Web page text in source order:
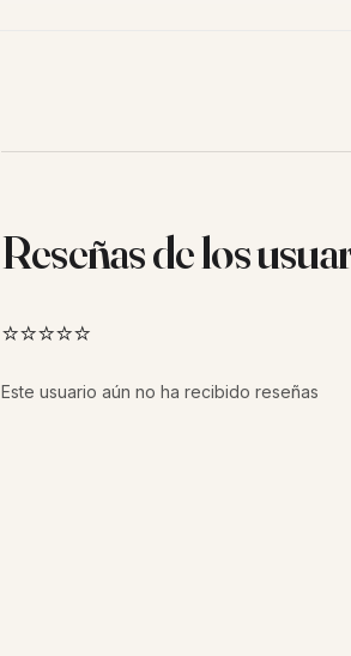
Reseñas de los
⭐⭐⭐⭐⭐
Este usuario aún no ha recibido reseñas